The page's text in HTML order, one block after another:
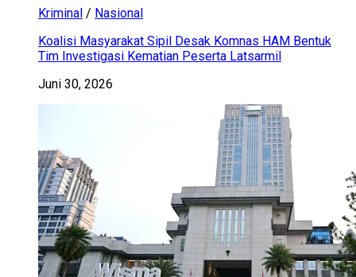
Kriminal / Nasional
Koalisi Masyarakat Sipil Desak Komnas HAM Bentuk
Tim Investigasi Kematian Peserta Latsarmil
Juni 30, 2026